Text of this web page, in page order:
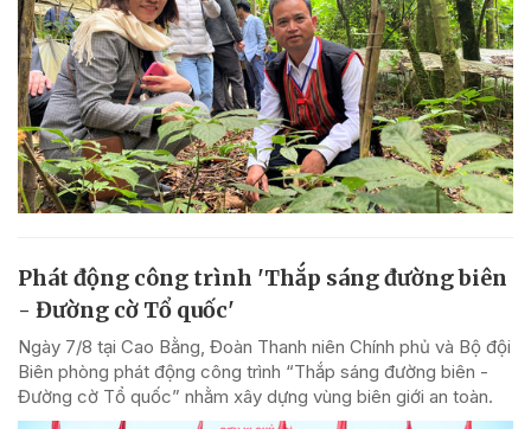
Phát động công trình 'Thắp sáng đường biên
- Đường cờ Tổ quốc'
Ngày 7/8 tại Cao Bằng, Đoàn Thanh niên Chính phủ và Bộ đội
Biên phòng phát động công trình “Thắp sáng đường biên -
Đường cờ Tổ quốc” nhằm xây dựng vùng biên giới an toàn.